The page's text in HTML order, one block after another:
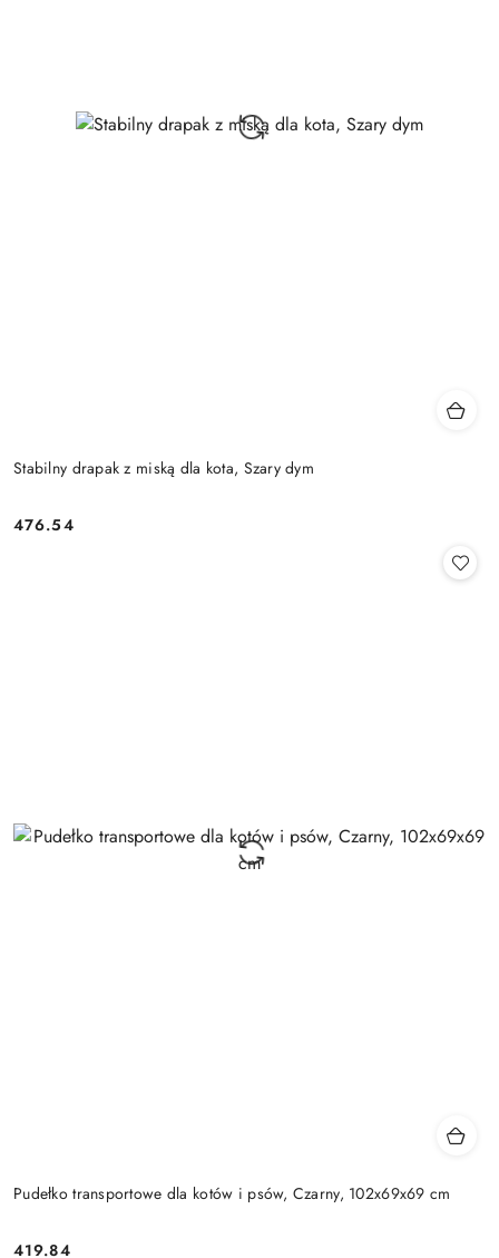
Stabilny drapak z miską dla kota, Szary dym
Cena:
476.54
Pudełko transportowe dla kotów i psów, Czarny, 102x69x69 cm
419.84